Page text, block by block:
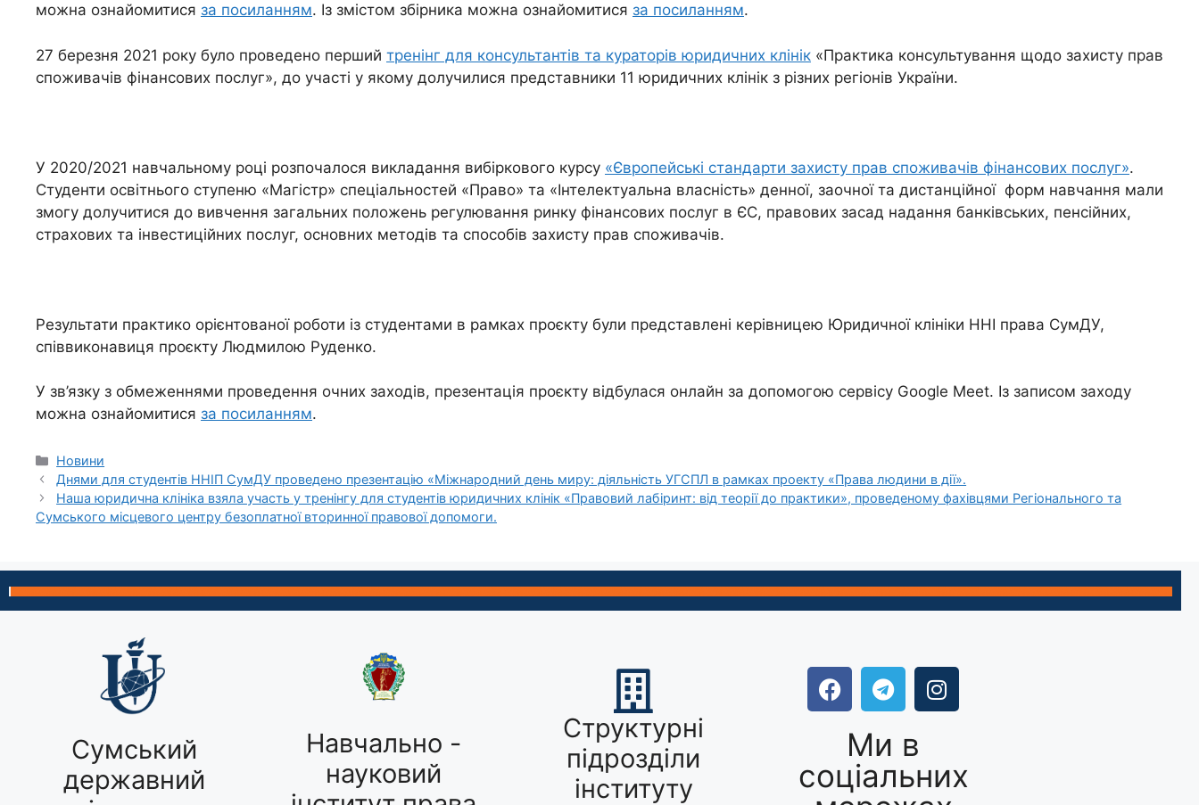
можна ознайомитися за посиланням. Із змістом збірника можна ознайомитися за посиланням.
27 березня 2021 року було проведено перший тренінг для консультантів та кураторів юридичних клінік «Практика консультування щодо захисту прав
споживачів фінансових послуг», до участі у якому долучилися представники 11 юридичних клінік з різних регіонів України.
У 2020/2021 навчальному році розпочалося викладання вибіркового курсу «Європейські стандарти захисту прав споживачів фінансових послуг».
Студенти освітнього ступеню «Магістр» спеціальностей «Право» та «Інтелектуальна власність» денної, заочної та дистанційної форм навчання мали
змогу долучитися до вивчення загальних положень регулювання ринку фінансових послуг в ЄС, правових засад надання банківських, пенсійних,
страхових та інвестиційних послуг, основних методів та способів захисту прав споживачів.
Результати практико орієнтованої роботи із студентами в рамках проєкту були представлені керівницею Юридичної клініки ННІ права СумДУ,
співвиконавиця проєкту Людмилою Руденко.
У зв’язку з обмеженнями проведення очних заходів, презентація проєкту відбулася онлайн за допомогою сервісу Google Meet. Із записом заходу
можна ознайомитися за посиланням.
Новини
Днями для студентів ННІП СумДУ проведено презентацію «Міжнародний день миру: діяльність УГСПЛ в рамках проекту «Права людини в дії».
Наша юридична клініка взяла участь у тренінгу для студентів юридичних клінік «Правовий лабіринт: від теорії до практики», проведеному фахівцями Регіонального та
Сумського місцевого центру безоплатної вторинної правової допомоги.
Сумський
державний
Навчально -
науковий
Структурні
підрозділи
інституту
Ми в
соціальних